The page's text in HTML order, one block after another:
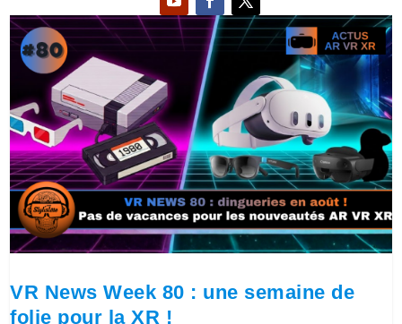
VR News Week 80 : une semaine de
folie pour la XR !